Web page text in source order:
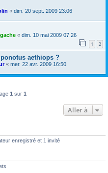
« dim. 20 sept. 2009 23:06
« dim. 10 mai 2009 07:26
1 2
aethiops ?
« mer. 22 avr. 2009 16:50
1 sur 1
Aller à
enregistré et 1 invité